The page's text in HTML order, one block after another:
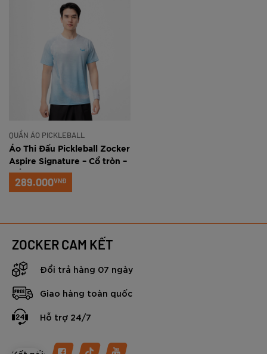
QUẦN ÁO PICKLEBALL
Áo Thi Đấu Pickleball Zocker
Aspire Signature – Cổ tròn –
Trắng xanh
289.000VNĐ
ZOCKER CAM KẾT
Đổi trả hàng 07 ngày
Giao hàng toàn quốc
Hỗ trợ 24/7